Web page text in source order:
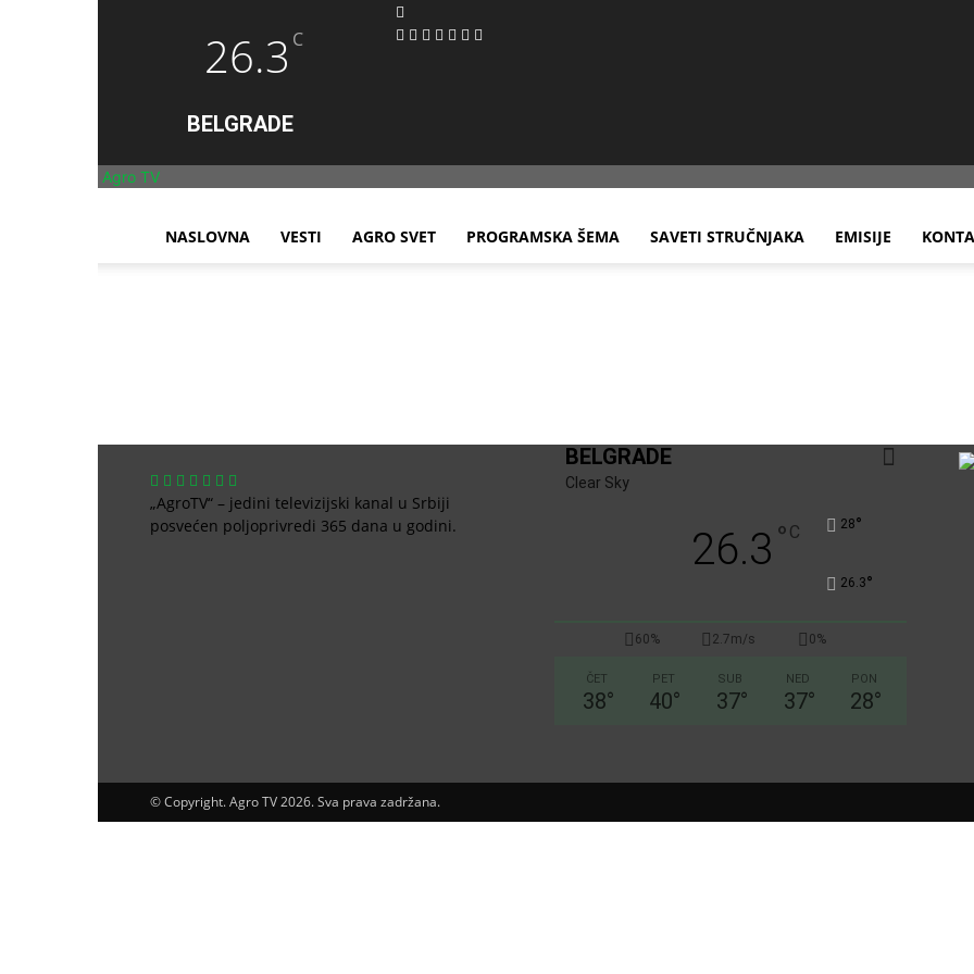
26.3 C
BELGRADE
Agro TV
NASLOVNA VESTI AGRO SVET PROGRAMSKA ŠEMA SAVETI STRUČNJAKA EMISIJE
„AgroTV“ – jedini televizijski kanal u Srbiji
posvećen poljoprivredi 365 dana u godini.
BELGRADE
Clear Sky
26.3 ° C 28°
26.3°
60% 2.7m/s 0%
ČET
38°
PET
40°
SUB
37°
NED
37°
PON
28°
© Copyright. Agro TV 2026. Sva prava zadržana.